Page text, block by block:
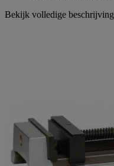
Bekijk volledige beschrijving